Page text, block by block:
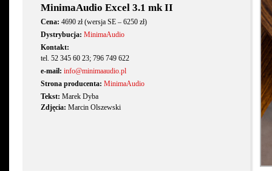
MinimaAudio Excel 3.1 mk II
Cena: 4690 zł (wersja SE – 6250 zł)
Dystrybucja: MinimaAudio
Kontakt:
tel. 52 345 60 23; 796 749 622
e-mail: info@minimaaudio.pl
Strona producenta: MinimaAudio
Tekst: Marek Dyba
Zdjęcia: Marcin Olszewski